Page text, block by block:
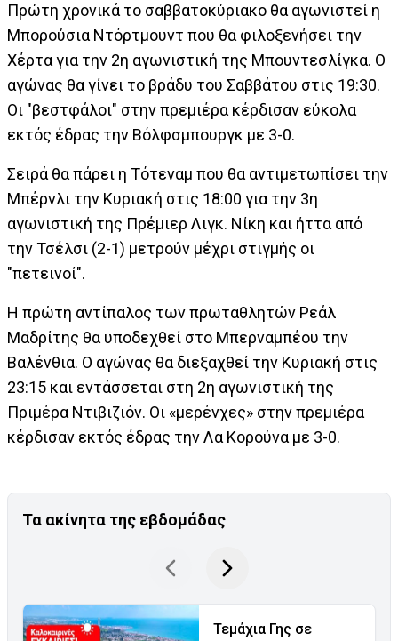
Πρώτη χρονικά το σαββατοκύριακο θα αγωνιστεί η
Μπορούσια Ντόρτμουντ που θα φιλοξενήσει την
Χέρτα για την 2η αγωνιστική της Μπουντεσλίγκα. Ο
αγώνας θα γίνει το βράδυ του Σαββάτου στις 19:30.
Οι "βεστφάλοι" στην πρεμιέρα κέρδισαν εύκολα
εκτός έδρας την Βόλφσμπουργκ με 3-0.
Σειρά θα πάρει η Τότεναμ που θα αντιμετωπίσει την
Μπέρνλι την Κυριακή στις 18:00 για την 3η
αγωνιστική της Πρέμιερ Λιγκ. Νίκη και ήττα από
την Τσέλσι (2-1) μετρούν μέχρι στιγμής οι
"πετεινοί".
Η πρώτη αντίπαλος των πρωταθλητών Ρεάλ
Μαδρίτης θα υποδεχθεί στο Μπερναμπέου την
Βαλένθια. Ο αγώνας θα διεξαχθεί την Κυριακή στις
23:15 και εντάσσεται στη 2η αγωνιστική της
Πριμέρα Ντιβιζιόν. Οι «μερένχες» στην πρεμιέρα
κέρδισαν εκτός έδρας την Λα Κορούνα με 3-0.
Τα ακίνητα της εβδομάδας
Τεμάχια Γης σε